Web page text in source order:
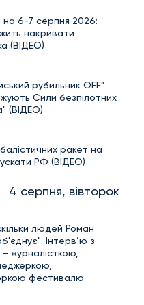
на 6-7 серпня 2026:
накривати
(ВІДЕО)
рубильник OFF"
Сили безпілотних
(ВІДЕО)
ракет на
РФ (ВІДЕО)
4 серпня, вівторок
людей Роман
Інтерв’ю з
журналісткою,
фестивалю